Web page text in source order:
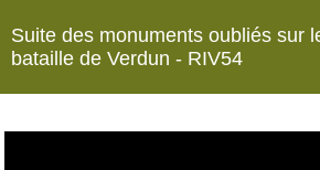
Suite des monuments oubliés sur
bataille de Verdun - RIV54